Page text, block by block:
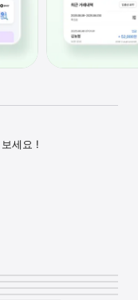
세요 !
수수료 무료
체